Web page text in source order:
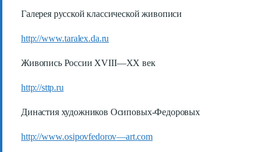
Галерея русской классической живописи
http://www.taralex.da.ru
Живопись России XVIII—XX век
http://sttp.ru
Династия художников Осиповых-Федоровых
http://www.osipovfedorov—art.com